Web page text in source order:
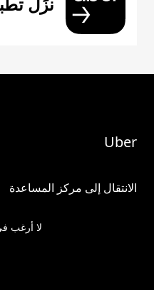
Uber
الانتقال إلى مركز المساعدة
لا أرغب